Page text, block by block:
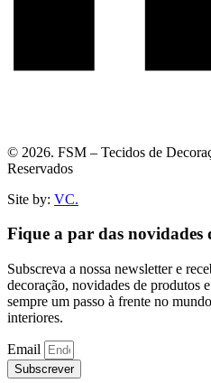
© 2026. FSM – Tecidos de
Reservados
Site by: VC.
Fique a par das novidades
Subscreva a nossa newsletter e
decoração, novidades de produtos
sempre um passo à frente no
interiores.
Email
Subscrever